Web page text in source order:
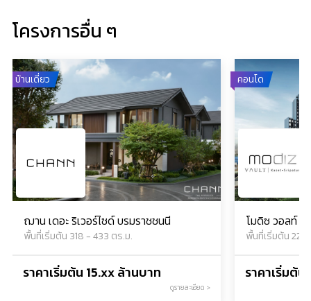
โครงการอื่น ๆ
บ้านเดี่ยว
ฌาน เดอะ ริเวอร์ไซด์ บรมราชชนนี
พื้นที่เริ่มต้น 318 - 433 ตร.ม.
ราคาเริ่มต้น 15.xxล้านบาท
ดูรายละเอียด >
คอนโด
โมดิซ วอลท์ เ
พื้นที่เริ่มต้น
ราคาเริ่มต้น